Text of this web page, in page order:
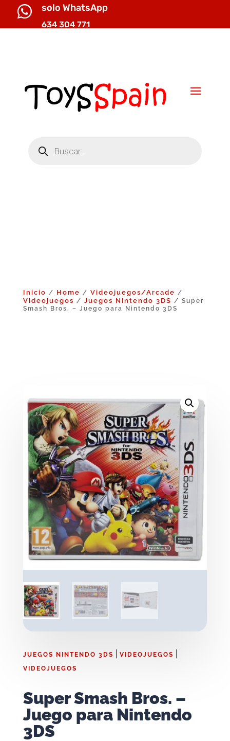
 solo WhatsApp
634 304 771
productos
Inicio / Home / Videojuegos/Arcade /
Videojuegos / Juegos Nintendo 3DS / Super
Smash Bros. – Juego para Nintendo 3DS
JUEGOS NINTENDO 3DS VIDEOJUEGOS
VIDEOJUEGOS
Super Smash Bros. –
Juego para Nintendo
3DS